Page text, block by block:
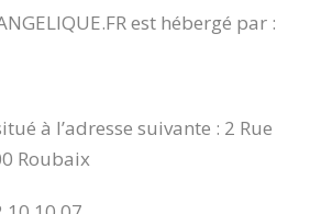
est hébergé par :
à l’adresse suivante : 2 Rue
Roubaix